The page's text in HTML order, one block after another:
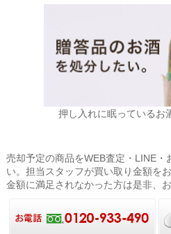
押し入れに眠っているお
売却予定の商品をWEB査定・LINE・
い。担当スタッフが買い取り金額を
金額に満足されなかった方は是非、